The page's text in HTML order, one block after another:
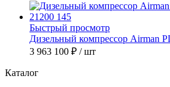
Быстрый просмотр
Дизельный компрессор Airman
3 963 100 ₽ / шт
Каталог